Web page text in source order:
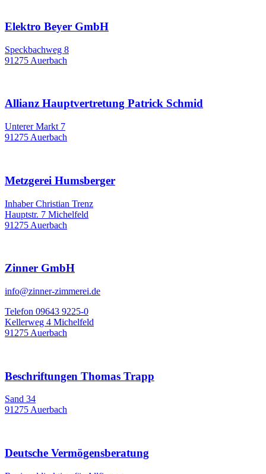
Elektro Beyer GmbH
Speckbachweg 8
91275 Auerbach
Allianz Hauptvertretung Patrick Schmid
Unterer Markt 7
91275 Auerbach
Metzgerei Humsberger
Inhaber Christian Trenz
Hauptstr. 7 Michelfeld
91275 Auerbach
Zinner GmbH
info@zinner-zimmerei.de
Telefon 09643 9225-0
Kellerweg 4 Michelfeld
91275 Auerbach
Beschriftungen Thomas Trapp
Sand 34
91275 Auerbach
Deutsche Vermögensberatung